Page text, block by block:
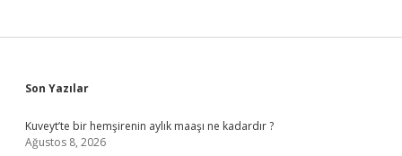
Sidebar
Son Yazılar
Kuveyt’te bir hemşirenin aylık maaşı ne kadardır ?
Ağustos 8, 2026